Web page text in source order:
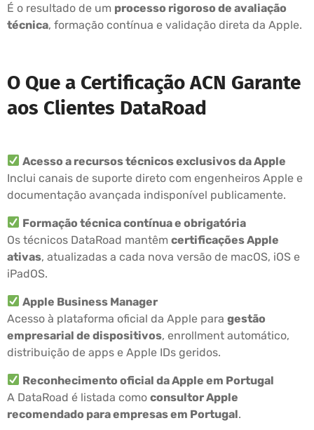
É o resultado de um processo rigoroso de avaliação
técnica, formação contínua e validação direta da Apple.
O Que a Certificação ACN Garante
aos Clientes DataRoad
Acesso a recursos técnicos exclusivos da Apple
Inclui canais de suporte direto com engenheiros Apple e
documentação avançada indisponível publicamente.
Formação técnica contínua e obrigatória
Os técnicos DataRoad mantêm certificações Apple
ativas, atualizadas a cada nova versão de macOS, iOS e
iPadOS.
Apple Business Manager
Acesso à plataforma oficial da Apple para gestão
empresarial de dispositivos, enrollment automático,
distribuição de apps e Apple IDs geridos.
Reconhecimento oficial da Apple em Portugal
A DataRoad é listada como consultor Apple
recomendado para empresas em Portugal.